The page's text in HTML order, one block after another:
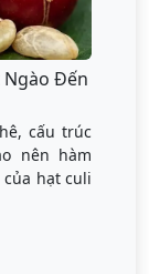
Ngào Đến
cấu trúc
nên hàm
hạt culi